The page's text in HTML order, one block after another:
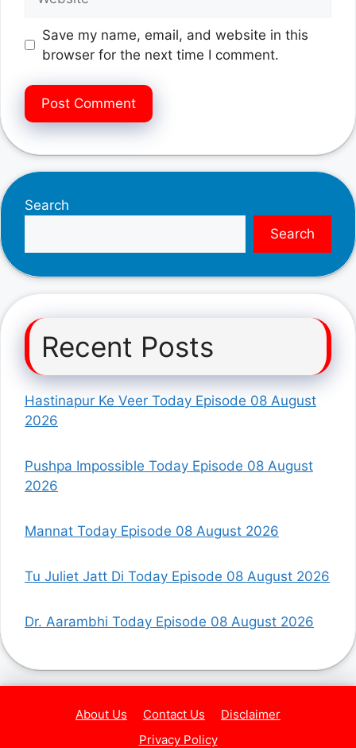
Save my name, email, and website in this
browser for the next time I comment.
Search
Search
Recent Posts
Hastinapur Ke Veer Today Episode 08 August
2026
Pushpa Impossible Today Episode 08 August
2026
Mannat Today Episode 08 August 2026
Tu Juliet Jatt Di Today Episode 08 August 2026
Dr. Aarambhi Today Episode 08 August 2026
About Us Contact Us
Disclaimer
Privacy Policy